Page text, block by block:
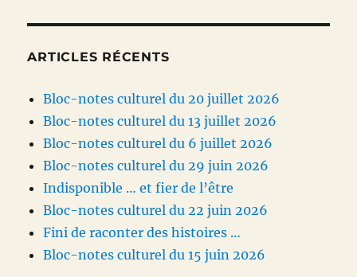
ARTICLES RÉCENTS
Bloc-notes culturel du 20 juillet 2026
Bloc-notes culturel du 13 juillet 2026
Bloc-notes culturel du 6 juillet 2026
Bloc-notes culturel du 29 juin 2026
Indisponible … et fier de l’être
Bloc-notes culturel du 22 juin 2026
Fini de raconter des histoires …
Bloc-notes culturel du 15 juin 2026